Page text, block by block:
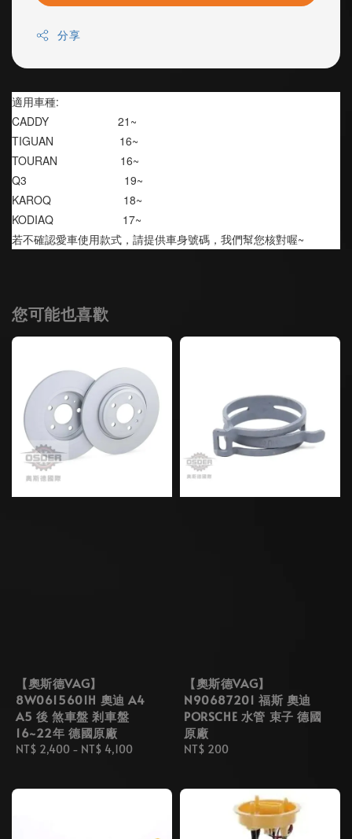
分享
適用車種:
CADDY                      21~
TIGUAN                     16~
TOURAN                    16~
Q3                               19~
KAROQ                       18~
KODIAQ                      17~
若不確認愛車使用款式，請提供車身號碼，我們幫您核對喔~
您可能也喜歡
【奧斯德VAG】
8W0615601H 奧迪 A4
A5 後 煞車盤 剎車盤
16~22年 德國原廠
Regular
NT$ 2,400 - NT$ 4,100
【奧斯德VAG】
N90687201 福斯 奧迪
PORSCHE 水管 束子 德國
原廠
Regular
NT$ 200